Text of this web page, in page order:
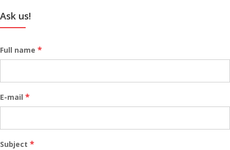
Ask us!
Full name *
E-mail *
Subject *